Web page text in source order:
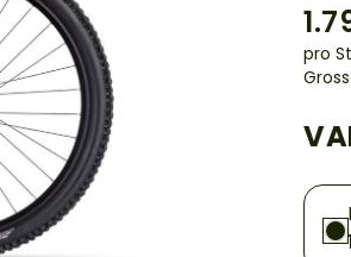
pro